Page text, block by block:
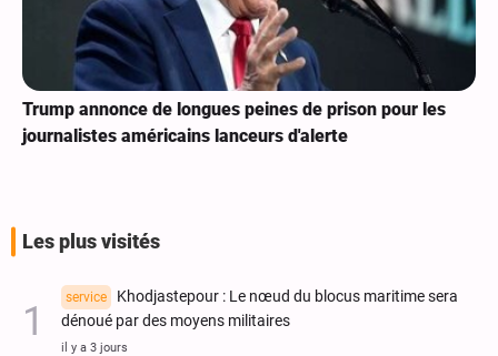
Trump annonce de longues peines de prison pour les
journalistes américains lanceurs d'alerte
Les plus visités
service
Khodjastepour : Le nœud du blocus maritime sera
dénoué par des moyens militaires
il y a 3 jours